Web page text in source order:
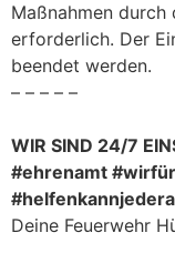
Maßnahmen durch
erforderlich. Der
beendet werden.
– – – – –
WIR SIND 24/7
#ehrenamt
Deine Feuerwehr